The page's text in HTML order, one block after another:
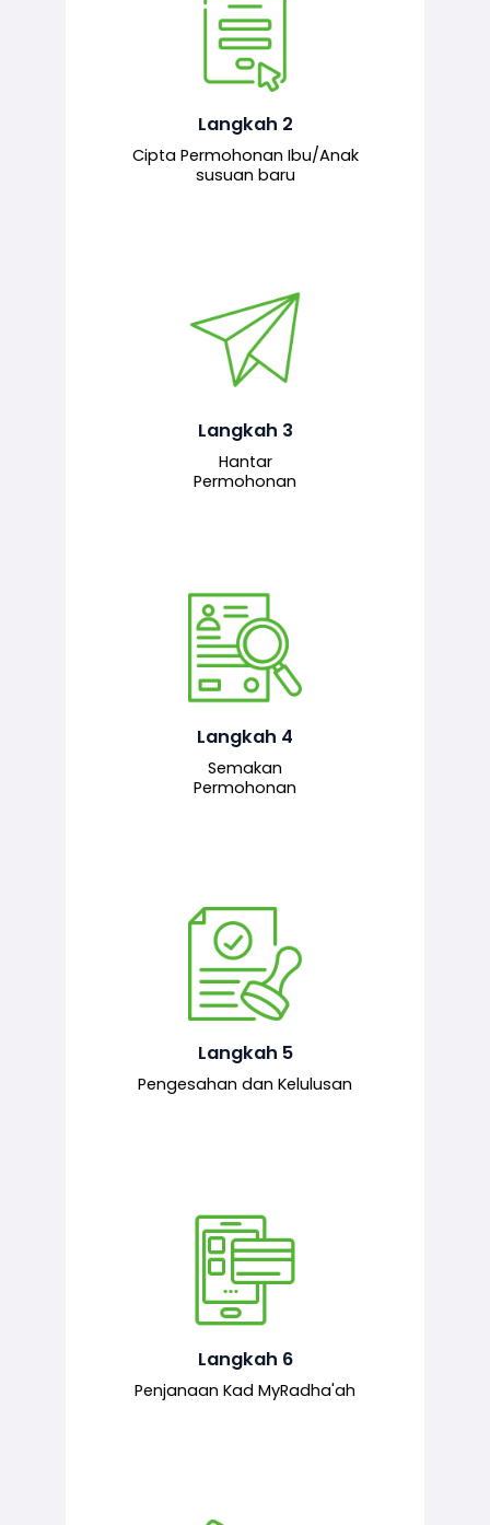
Langkah 2
Cipta Permohonan Ibu/Anak
susuan baru
Pemohon mengisi borang
permohonan bagi pendaftaran
baharu melalui sistem.
Langkah 3
Hantar
Permohonan
Permohonan yang lengkap dihantar
untuk proses semakan dan
bertanggungjawab.
Langkah 4
Semakan
Permohonan
Pegawai penyemak menyemak
maklumat yang dikemukakan. Jika
semua maklumat adalah lengkap dan
kepada pegawai pelulus untuk
tindakan seterusnya.
Langkah 5
Pengesahan dan Kelulusan
Pegawai pelulus menilai permohonan
dan memberi pengesahan serta
kelulusan akhir sekiranya semuanya
mematuhi syarat ditetapkan.
Langkah 6
Penjanaan Kad MyRadha'ah
Setelah permohonan diluluskan, kad
MyRadha’ah akan dijana.